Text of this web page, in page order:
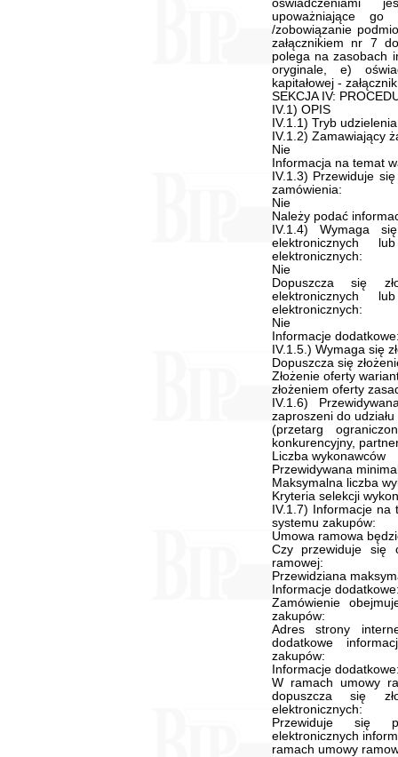
oświadczeniami
upoważniające
/zobowiązanie
załącznikiem nr 7
polega na zasobach
oryginale, e)
kapitałowej -
SEKCJA IV:
IV.1) OPIS
IV.1.1) Tryb
IV.1.2) Zamawiający
Nie
Informacja na temat
IV.1.3) Przewiduje
zamówienia:
Nie
Należy podać
IV.1.4) Wymaga
elektronicznych
elektronicznych:
Nie
Dopuszcza się
elektronicznych
elektronicznych:
Nie
Informacje
IV.1.5.) Wymaga się
Dopuszcza się
Złożenie oferty
złożeniem oferty
IV.1.6)
zaproszeni do
(przetarg
konkurencyjny,
Liczba wykonawców
Przewidywana
Maksymalna liczba
Kryteria selekcji
IV.1.7) Informacje
systemu zakupów:
Umowa ramowa
Czy przewiduje się
ramowej:
Przewidziana
Informacje
Zamówienie
zakupów:
Adres strony
dodatkowe
zakupów:
Informacje
W ramach umowy
dopuszcza się
elektronicznych:
Przewiduje się
elektronicznych
ramach umowy